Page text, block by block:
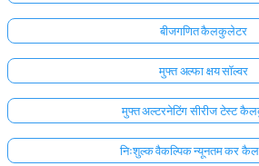
बीजगणित कैलकुलेटर
मुफ्त अल्फा क्षय सॉल्वर
मुफ्त अल्टरनेटिंग सीरीज टेस्ट
निःशुल्क वैकल्पिक न्यूनतम कर